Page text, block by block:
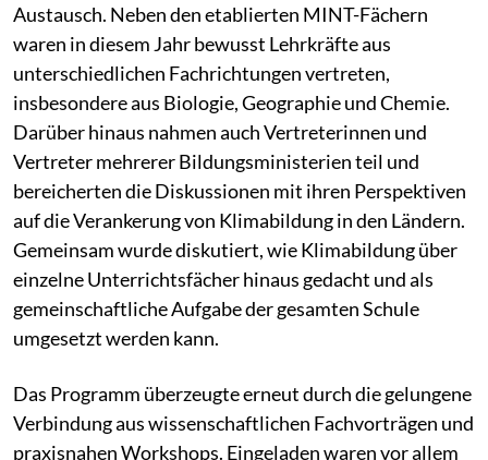
Austausch. Neben den etablierten MINT-Fächern
waren in diesem Jahr bewusst Lehrkräfte aus
unterschiedlichen Fachrichtungen vertreten,
insbesondere aus Biologie, Geographie und Chemie.
Darüber hinaus nahmen auch Vertreterinnen und
Vertreter mehrerer Bildungsministerien teil und
bereicherten die Diskussionen mit ihren Perspektiven
auf die Verankerung von Klimabildung in den Ländern.
Gemeinsam wurde diskutiert, wie Klimabildung über
einzelne Unterrichtsfächer hinaus gedacht und als
gemeinschaftliche Aufgabe der gesamten Schule
umgesetzt werden kann.
Das Programm überzeugte erneut durch die gelungene
Verbindung aus wissenschaftlichen Fachvorträgen und
praxisnahen Workshops. Eingeladen waren vor allem